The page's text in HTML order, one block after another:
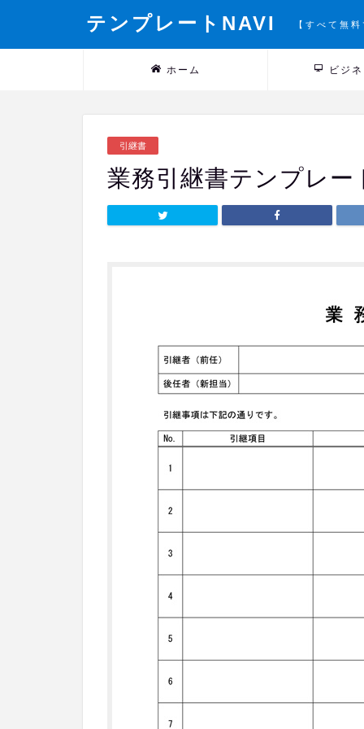
テンプレートNAVI 【すべて無
ホーム ビジ
引継書
業務引継書テンプレ